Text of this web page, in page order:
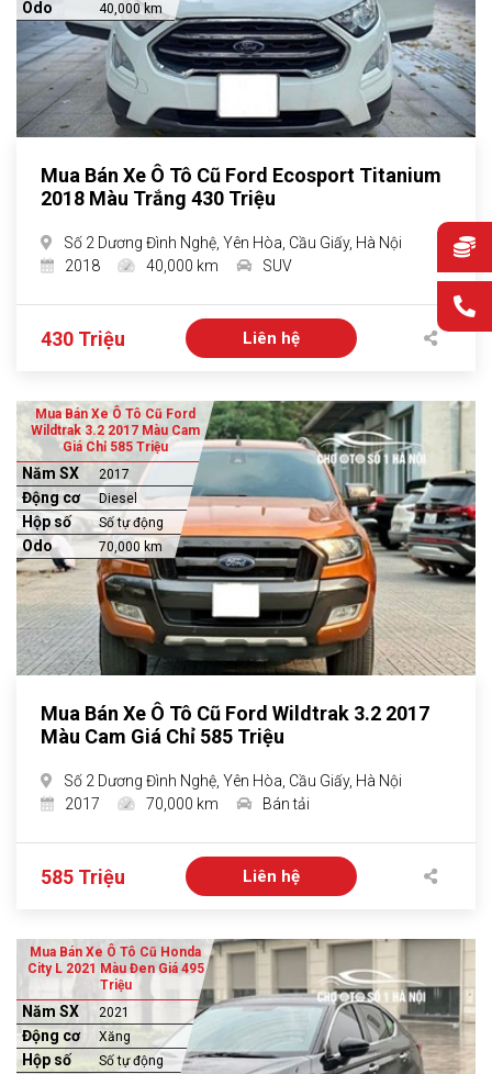
Odo 40,000 km
Mua Bán Xe Ô Tô Cũ Ford Ecosport Titanium
2018 Màu Trắng 430 Triệu
Số 2 Dương Đình Nghệ, Yên Hòa, Cầu Giấy, Hà Nội
2018
40,000 km SUV
430 Triệu Liên hệ
Mua Bán Xe Ô Tô Cũ Ford
Wildtrak 3.2 2017 Màu Cam
Giá Chỉ 585 Triệu
Năm SX 2017
Động cơ Diesel
Hộp số Số tự động
Odo 70,000 km
Mua Bán Xe Ô Tô Cũ Ford Wildtrak 3.2 2017
Màu Cam Giá Chỉ 585 Triệu
Số 2 Dương Đình Nghệ, Yên Hòa, Cầu Giấy, Hà Nội
2017
70,000 km Bán tải
585 Triệu Liên hệ
Mua Bán Xe Ô Tô Cũ Honda
City L 2021 Màu Đen Giá 495
Triệu
Năm SX 2021
Động cơ Xăng
Hộp số Số tự động